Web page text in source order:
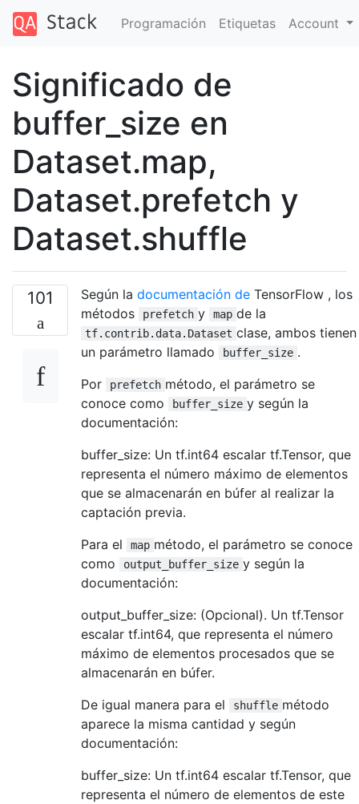
Programación Etiquetas Account
Significado de
buffer_size en
Dataset.map,
Dataset.prefetch y
Dataset.shuffle
101 Según la documentación de TensorFlow , los
métodos
prefetch y map de la
tf.contrib.data.Dataset clase, ambos tienen
un parámetro llamado
buffer_size .
Por
prefetch método, el parámetro se
conoce como
buffer_size y según la
documentación:
buffer_size: Un tf.int64 escalar tf.Tensor, que
representa el número máximo de elementos
que se almacenarán en búfer al realizar la
captación previa.
Para el
map método, el parámetro se conoce
como
output_buffer_size y según la
documentación:
output_buffer_size: (Opcional). Un tf.Tensor
escalar tf.int64, que representa el número
máximo de elementos procesados ​​que se
almacenarán en búfer.
De igual manera para el
shuffle método
aparece la misma cantidad y según
documentación:
buffer_size: Un tf.int64 escalar tf.Tensor, que
representa el número de elementos de este